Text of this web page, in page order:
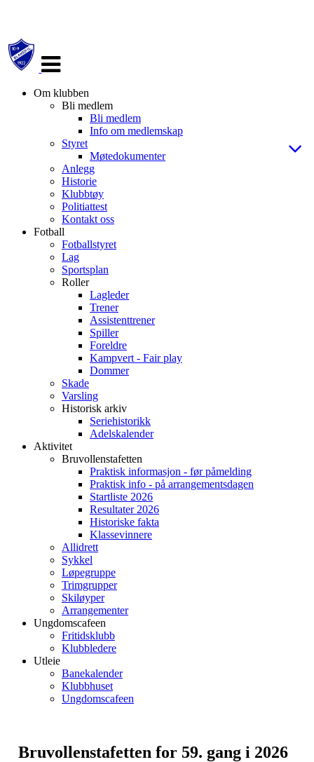
navigasjon
Om klubben
Bli medlem
Bli medlem
Info om medlemskap
Styret
Møtedokumenter
Anlegg
Historie
Klubbtøy
Politiattest
Kontakt oss
Fotball
Fotballstyret
Lag
Sportsplan
Roller
Lagleder
Trener
Assistenttrener
Spiller
Foreldre
Kampvert - Fair play
Dommer
Skade
Varsling
Historisk arkiv
Seriehistorikk
Adelskalender
Aktivitet
Bruvollenstafetten
Praktisk informasjon - før påmelding
Praktisk info - på arrangementsdagen
Startliste 2026
Resultater 2026
Historiske fakta
Klassevinnere
Allidrett
Sykkel
Løpegruppe
Trimgrupper
Skiløyper
Arrangementer
Ungdomscafeen
Fritidsklubb
Klubbledere
Utleie
Banekalender
Klubbhuset
Ungdomscafeen
Bruvollenstafetten for 59. gang i 2026